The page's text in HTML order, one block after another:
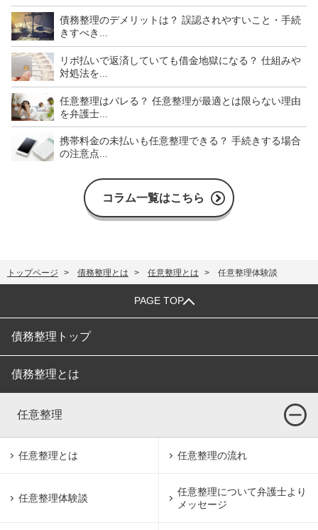
債務整理のデメリットは？ 誤認されやすいこと・手続
きすべき...
リボ払いで返済していても借金地獄になる？ 仕組みや
対処法を...
任意整理はバレる？ 任意整理が最適とは限らない理由
を弁護士...
携帯料金の未払いも任意整理できる？ 手続きする場合
の注意点...
コラム一覧はこちら
トップページ 債務整理とは 任意整理とは 任意整理体験談
PAGE TOP
債務整理トップ
債務整理とは
任意整理
任意整理とは 任意整理の流れ
任意整理体験談
任意整理について弁護士より
メッセージ